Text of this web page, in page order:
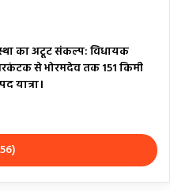
का अटूट संकल्प: विधायक
से भोरमदेव तक 151 किमी
यात्रा।